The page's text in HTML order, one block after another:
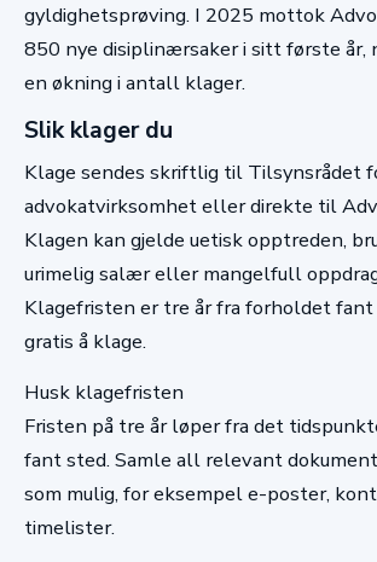
gyldighetsprøving. I 2025 mottok
850 nye disiplinærsaker i sitt første år,
en økning i antall klager.
Slik klager du
Klage sendes skriftlig til Tilsynsrådet
advokatvirksomhet eller direkte til
Klagen kan gjelde uetisk opptreden,
urimelig salær eller mangelfull
Klagefristen er tre år fra forholdet
gratis å klage.
Husk klagefristen
Fristen på tre år løper fra det
fant sted. Samle all relevant
som mulig, for eksempel e-poster,
timelister.